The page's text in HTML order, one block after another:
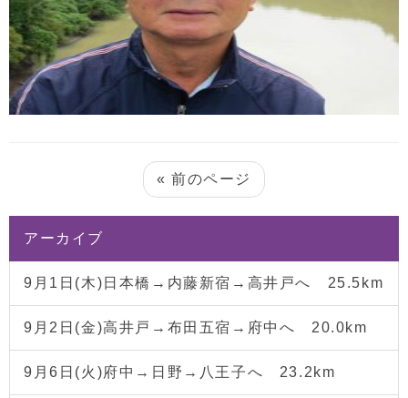
« 前のページ
アーカイブ
9月1日(木)日本橋→内藤新宿→高井戸へ 25.5km
9月2日(金)高井戸→布田五宿→府中へ 20.0km
9月6日(火)府中→日野→八王子へ 23.2km